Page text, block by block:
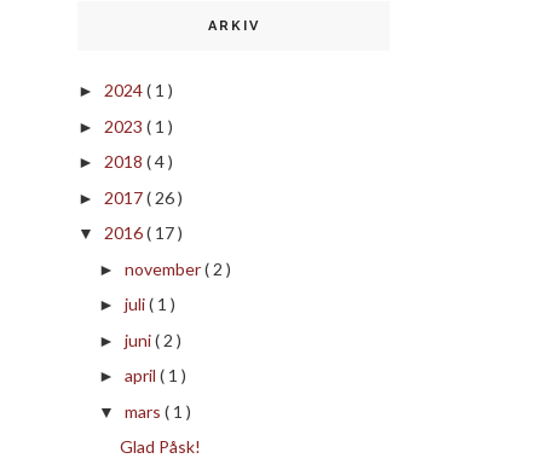
ARKIV
► 2024( 1 )
► 2023 ( 1 )
► 2018 ( 4 )
► 2017( 26 )
▼ 2016( 17 )
► november( 2 )
► juli( 1 )
► juni( 2 )
► april ( 1 )
▼ mars ( 1 )
Glad Påsk!